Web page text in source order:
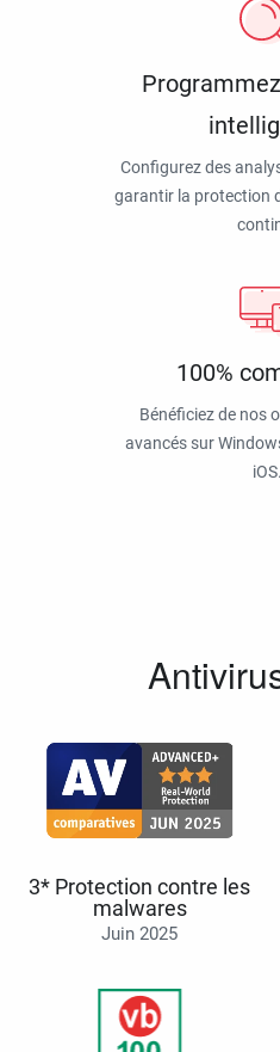
Configurez des
garantir la protection
100%
Bénéficiez de nos
avancés sur
iOS.
3* Protection contre les
malwares
Juin 2025